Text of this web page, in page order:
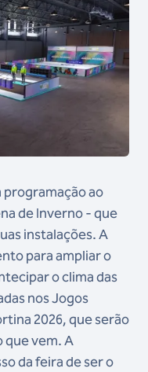
programação ao
de Inverno - que
instalações. A
para ampliar o
o clima das
nos Jogos
2026, que serão
que vem. A
da feira de ser o